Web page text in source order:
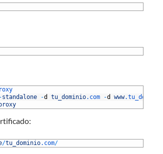
standalone -d tu_dominio.com -d www.tu_dominio
/tu_dominio.com/